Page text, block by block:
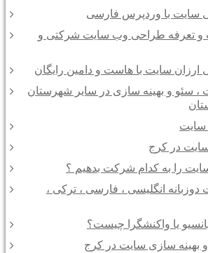
سایت با وردپرس فارسی
و تعرفه طراحی وب سایت شرکتی و
سایت با هاست و دامین رایگان
سئو و بهینه سازی در سایر شهرستان
سایت
در کرج
را به کدام شرکت بدهیم ؟
انگلیسی ، فارسی ، ترکی ،
یا واکنشگرا چیست؟
بهینه سازی سایت در کرج